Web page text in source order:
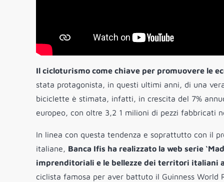
Il cicloturismo come chiave per promuovere le
stata protagonista, in questi ultimi anni, di una
biciclette è stimata, infatti, in crescita del 7%
europeo, con oltre 3,2 1 milioni di pezzi fabbricati
In linea con questa tendenza e soprattutto con il
italiane, Banca Ifis ha realizzato la web serie
imprenditoriali e le bellezze dei territori italiani
ciclista famosa per aver battuto il Guinness World